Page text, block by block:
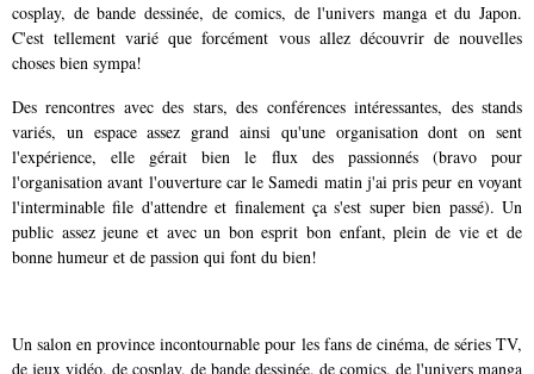
cosplay, de bande dessinée, de comics, de l'univers manga et du Japon.
C'est tellement varié que forcément vous allez découvrir de nouvelles
choses bien sympa!
Des rencontres avec des stars, des conférences intéressantes, des stands
variés, un espace assez grand ainsi qu'une organisation dont on sent
l'expérience, elle gérait bien le flux des passionnés (bravo pour
l'organisation avant l'ouverture car le Samedi matin j'ai pris peur en voyant
l'interminable file d'attendre et finalement ça s'est super bien passé). Un
public assez jeune et avec un bon esprit bon enfant, plein de vie et de
bonne humeur et de passion qui font du bien!
Un salon en province incontournable pour les fans de cinéma, de séries TV,
de jeux vidéo, de cosplay, de bande dessinée, de comics, de l'univers manga